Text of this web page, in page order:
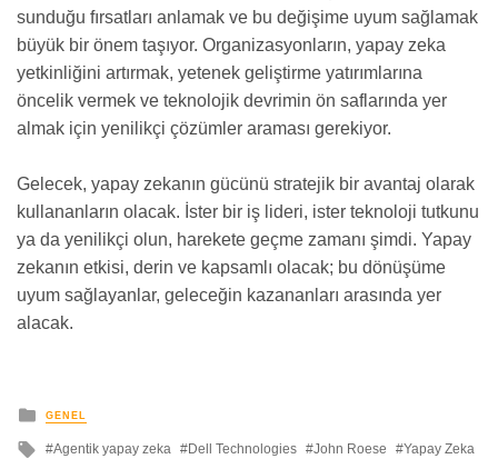
sunduğu fırsatları anlamak ve bu değişime uyum sağlamak
büyük bir önem taşıyor. Organizasyonların, yapay zeka
yetkinliğini artırmak, yetenek geliştirme yatırımlarına
öncelik vermek ve teknolojik devrimin ön saflarında yer
almak için yenilikçi çözümler araması gerekiyor.
Gelecek, yapay zekanın gücünü stratejik bir avantaj olarak
kullananların olacak. İster bir iş lideri, ister teknoloji tutkunu
ya da yenilikçi olun, harekete geçme zamanı şimdi. Yapay
zekanın etkisi, derin ve kapsamlı olacak; bu dönüşüme
uyum sağlayanlar, geleceğin kazananları arasında yer
alacak.
yayınlanan
GENEL
ileAgentik yapay zeka Dell Technologies John Roese Yapay Zeka